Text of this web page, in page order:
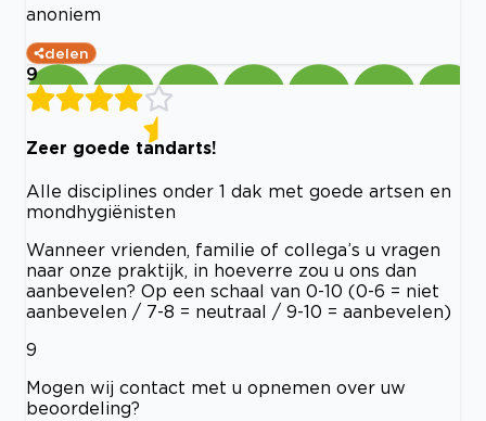
anoniem
delen
9
Zeer goede tandarts!
Alle disciplines onder 1 dak met goede artsen en
mondhygiënisten
Wanneer vrienden, familie of collega’s u vragen
naar onze praktijk, in hoeverre zou u ons dan
aanbevelen? Op een schaal van 0-10 (0-6 = niet
aanbevelen / 7-8 = neutraal / 9-10 = aanbevelen)
9
Mogen wij contact met u opnemen over uw
beoordeling?